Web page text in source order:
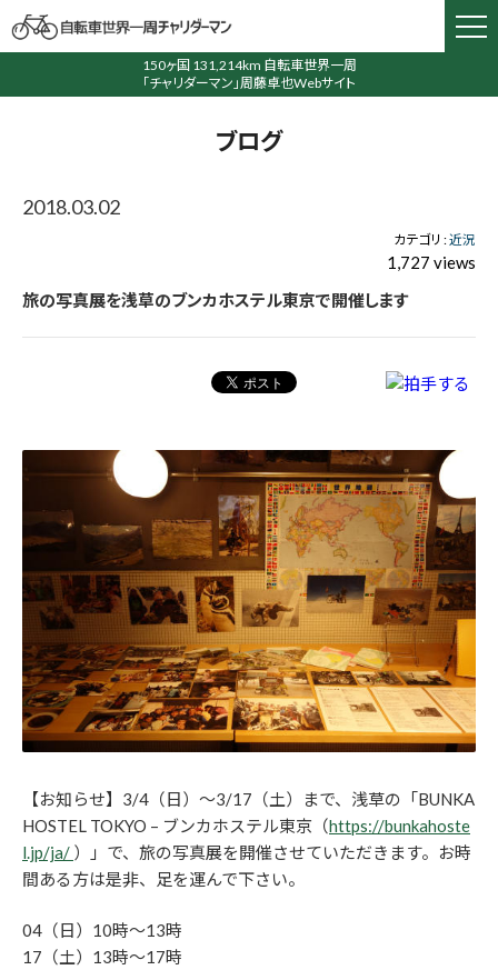
150ヶ国 131,214km 自転車世界一周
「チャリダーマン」周藤卓也Webサイト
ブログ
2018.03.02
カテゴリ :近況
1,727 views
旅の写真展を浅草のブンカホステル東京で開催します
【お知らせ】3/4（日）～3/17（土）まで、浅草の「BUNKA
HOSTEL TOKYO – ブンカホステル東京（https://bunkahoste
l.jp/ja/ ）」で、旅の写真展を開催させていただきます。お時
間ある方は是非、足を運んで下さい。
04（日）10時～13時
17（土）13時～17時